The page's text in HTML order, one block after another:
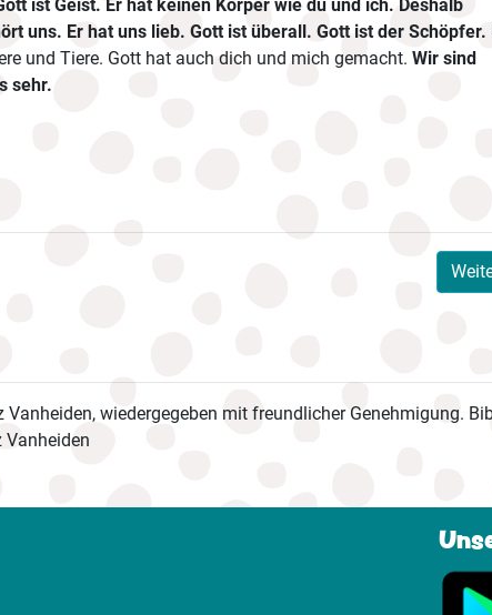
ist Geist. Er hat keinen Körper wie du und ich. Deshalb
uns. Er hat uns lieb. Gott ist überall. Gott ist der Schöpfer.
und Tiere. Gott hat auch dich und mich gemacht. Wir sind
sehr.
wiedergegeben mit freundlicher Genehmigung.
Vanheiden